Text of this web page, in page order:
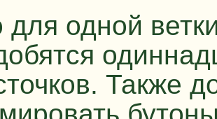
для одной
Также